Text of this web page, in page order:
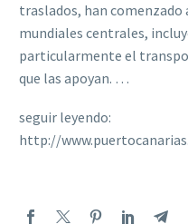
traslados, han comenzado
mundiales centrales,
particularmente el
que las apoyan. …
seguir leyendo:
http://